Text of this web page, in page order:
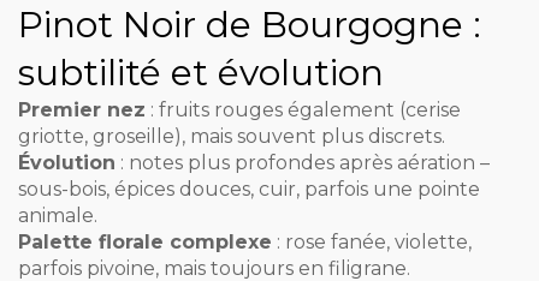
Pinot Noir de Bourgogne :
subtilité et évolution
Premier nez : fruits rouges également (cerise
griotte, groseille), mais souvent plus discrets.
Évolution : notes plus profondes après aération –
sous-bois, épices douces, cuir, parfois une pointe
animale.
Palette florale complexe : rose fanée, violette,
parfois pivoine, mais toujours en filigrane.